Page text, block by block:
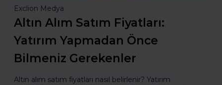
Exclion Medya
Altın Alım Satım Fiyatları:
Yatırım Yapmadan Önce
Bilmeniz Gerekenler
Altın alım satım fiyatları nasıl belirlenir? Yatırım